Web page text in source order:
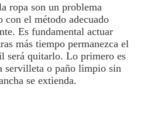
ropa son un problema
con el método adecuado
Es fundamental actuar
más tiempo permanezca el
será quitarlo. Lo primero es
servilleta o paño limpio sin
se extienda.